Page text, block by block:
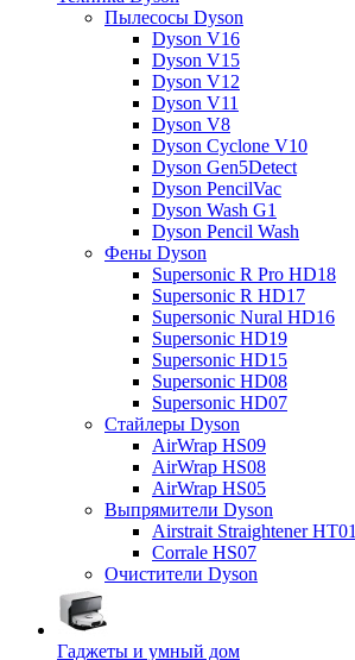
Пылесосы Dyson
Dyson V16
Dyson V15
Dyson V12
Dyson V11
Dyson V8
Dyson Cyclone V10
Dyson Gen5Detect
Dyson PencilVac
Dyson Wash G1
Dyson Pencil Wash
Фены Dyson
Supersonic R Pro HD18
Supersonic R HD17
Supersonic Nural HD16
Supersonic HD19
Supersonic HD15
Supersonic HD08
Supersonic HD07
Стайлеры Dyson
AirWrap HS09
AirWrap HS08
AirWrap HS05
Выпрямители Dyson
Airstrait Straightener HT01
Corrale HS07
Очистители Dyson
Гаджеты и умный дом